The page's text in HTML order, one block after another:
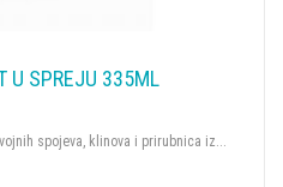
U SPREJU 335ML
spojeva, klinova i prirubnica iz...